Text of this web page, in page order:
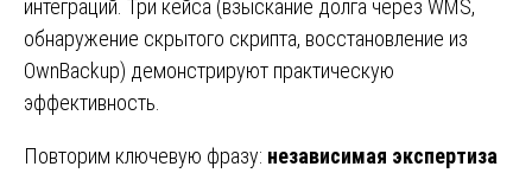
интеграций. Три кейса (взыскание долга через WMS,
обнаружение скрытого скрипта, восстановление из
OwnBackup) демонстрируют практическую
эффективность.
Повторим ключевую фразу: независимая экспертиза